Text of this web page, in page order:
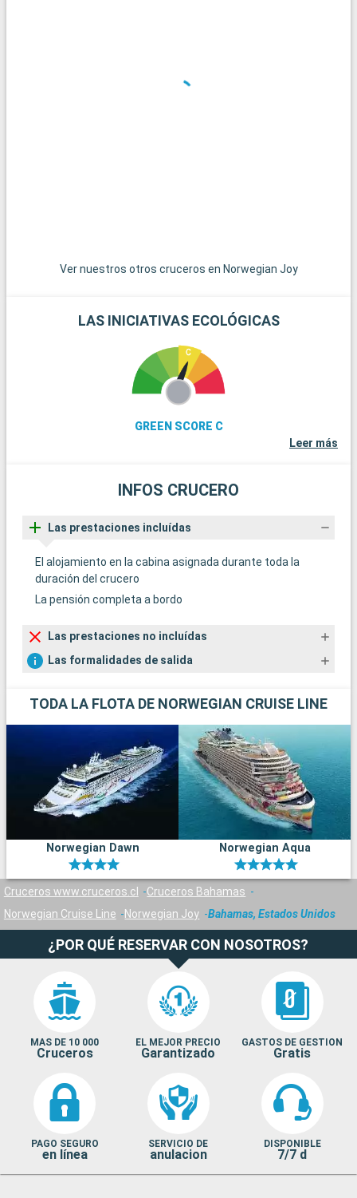
Unidos, es accesible por una carretera panorámica y ofrece
Ver nuestros otros cruceros en Norwegian Joy
LAS INICIATIVAS ECOLÓGICAS
GREEN SCORE C
Leer más
INFOS CRUCERO
Las prestaciones incluídas
El alojamiento en la cabina asignada durante toda la
duración del crucero
La pensión completa a bordo
Las prestaciones no incluídas
Las formalidades de salida
TODA LA FLOTA DE NORWEGIAN CRUISE LINE
Norwegian Dawn Norwegian Aqua
Cruceros www.cruceros.cl
Cruceros Bahamas
Norwegian Cruise Line
Norwegian Joy Bahamas, Estados Unidos
¿POR QUÉ RESERVAR CON NOSOTROS?
MAS DE 10 000
Cruceros
EL MEJOR PRECIO
Garantizado
GASTOS DE GESTION
Gratis
PAGO SEGURO
en línea
SERVICIO DE
anulacion
DISPONIBLE
7/7 d